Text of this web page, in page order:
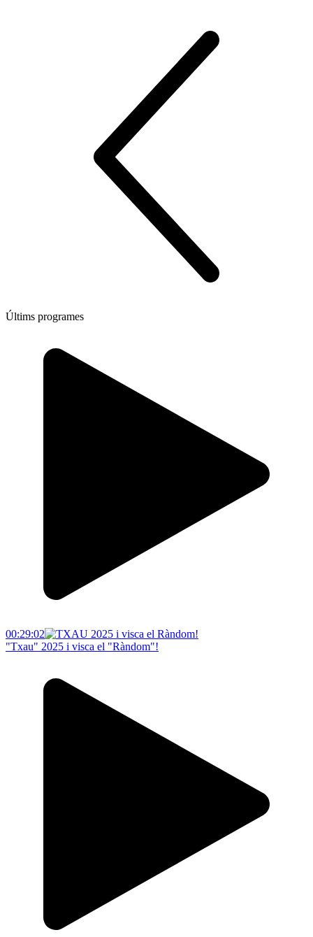
Últims programes
00:29:02
"Txau" 2025 i visca el "Ràndom"!